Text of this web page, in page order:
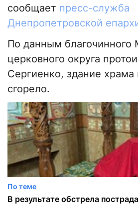
сообщает пресс-служба
Днепропетровской
По данным благочинного
церковного округа
Сергиенко, здание
сгорело.
По теме
В результате обстрела